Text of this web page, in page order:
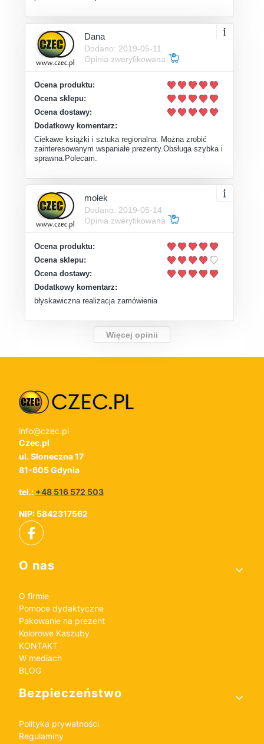
Dana
Dodano: 2019-05-11
Opinia zweryfikowana
Ocena produktu:
Ocena sklepu:
Ocena dostawy:
Dodatkowy komentarz:
Ciekawe książki i sztuka regionalna. Można zrobić
zainteresowanym wspaniałe prezenty.Obsługa szybka i
sprawna.Polecam.
molek
Dodano: 2019-05-14
Opinia zweryfikowana
Ocena produktu:
Ocena sklepu:
Ocena dostawy:
Dodatkowy komentarz:
błyskawiczna realizacja zamówienia
Więcej opinii
info@czec.pl
Czec.pl
ul. Słoneczna 17
81-605 Gdynia
tel.: +48 516 572 503
NIP: 5842317562
Linki w stopce
O nas
O firmie
Pomoce dydaktyczne
Pakowanie na prezent
Kolorowe Kaszuby
KONTAKT
W mediach
BLOG
Bezpieczeństwo
Polityka prywatności
Regulaminy